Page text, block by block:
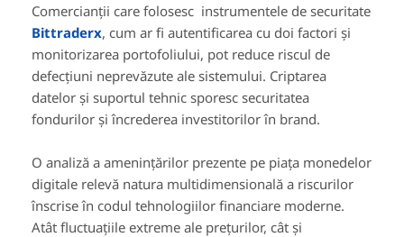
Comercianții care folosesc instrumentele de securitate
Bittraderx, cum ar fi autentificarea cu doi factori și
monitorizarea portofoliului, pot reduce riscul de
defecțiuni neprevăzute ale sistemului. Criptarea
datelor și suportul tehnic sporesc securitatea
fondurilor și încrederea investitorilor în brand.
O analiză a amenințărilor prezente pe piața monedelor
digitale relevă natura multidimensională a riscurilor
înscrise în codul tehnologiilor financiare moderne.
Atât fluctuațiile extreme ale prețurilor, cât și